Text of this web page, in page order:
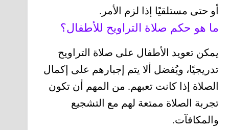
أو حتى مستلقيًا إذا لزم الأمر.
ما هو حكم صلاة التراويح للأطفال؟
يمكن تعويد الأطفال على صلاة التراويح
تدريجيًا، ويُفضل ألا يتم إجبارهم على إكمال
الصلاة إذا كانت تعبهم. من المهم أن تكون
تجربة الصلاة ممتعة لهم مع التشجيع
والمكافآت.